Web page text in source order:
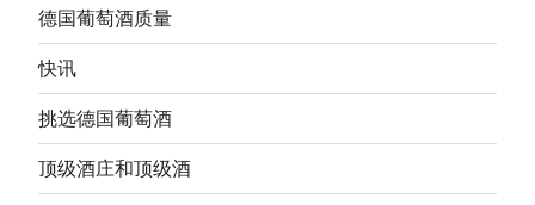
德国葡萄酒质量
快讯
挑选德国葡萄酒
顶级酒庄和顶级酒